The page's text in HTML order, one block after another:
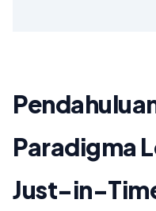
Paradigma
Just-in-